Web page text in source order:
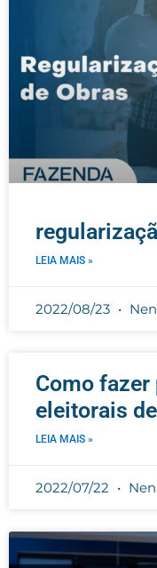
LEIA MAIS »
2022/08/23
Como fazer
eleitorais
LEIA MAIS »
2022/07/22